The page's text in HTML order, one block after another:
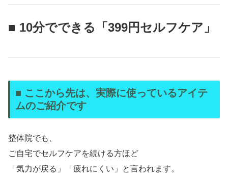
■ 10分でできる「399円セルフケア」
■ ここから先は、実際に使っているアイテ
ムのご紹介です
整体院でも、
ご自宅でセルフケアを続ける方ほど
「気力が戻る」「疲れにくい」と言われます。